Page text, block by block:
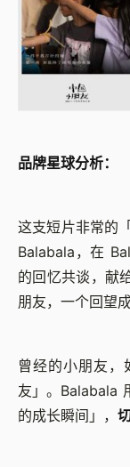
品牌星球分析：
这支短片非常的
Balabala，在
的回忆共谈，献
朋友，一个回望
曾经的小朋友
友」。Balabala
的成长瞬间」，